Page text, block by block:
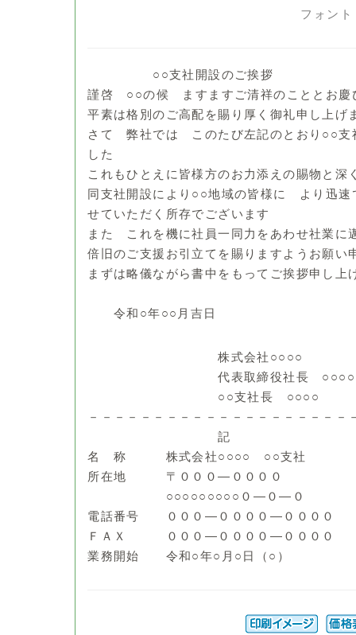
フォン
○○支社開設のご挨拶
謹啓 ○○の候 ますますご清祥のこととお慶
平素は格別のご高配を賜り厚く御礼申し上げ
さて 弊社では このたび左記のとおり○○支
した
これもひとえに皆様方のお力添えの賜物と深
同支社開設により○○地域の皆様に より迅速
せていただく所存でございます
また これを機に社員一同力をあわせ社業
倍旧のご支援お引立てを賜りますようお願い
まずは略儀ながら書中をもってご挨拶申し上
謹
令和○年○○月吉日
株式会社○○○○
代表取締役社長 ○○○○
○○支社長 ○○○○
－－－－－－－－－－－－－－－－－－－－
記
名 称 株式会社○○○○ ○○支社
所在地 〒０００―００００
○○○○○○○○○０―０―０
電話番号 ０００―００００―００００
ＦＡＸ ０００―００００―００００
業務開始 令和○年○月○日（○）